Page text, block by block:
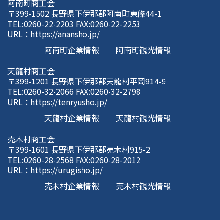
阿南町商工会
〒399-1502 長野県下伊那郡阿南町東條44-1
TEL:0260-22-2203 FAX:0260-22-2253
URL： https://anansho.jp/
阿南町企業情報
阿南町観光情報
天龍村商工会
〒399-1201 長野県下伊那郡天龍村平岡914-9
TEL:0260-32-2066 FAX:0260-32-2798
URL： https://tenryusho.jp/
天龍村企業情報
天龍村観光情報
売木村商工会
〒399-1601 長野県下伊那郡売木村915-2
TEL:0260-28-2568 FAX:0260-28-2012
URL： https://urugisho.jp/
売木村企業情報
売木村観光情報